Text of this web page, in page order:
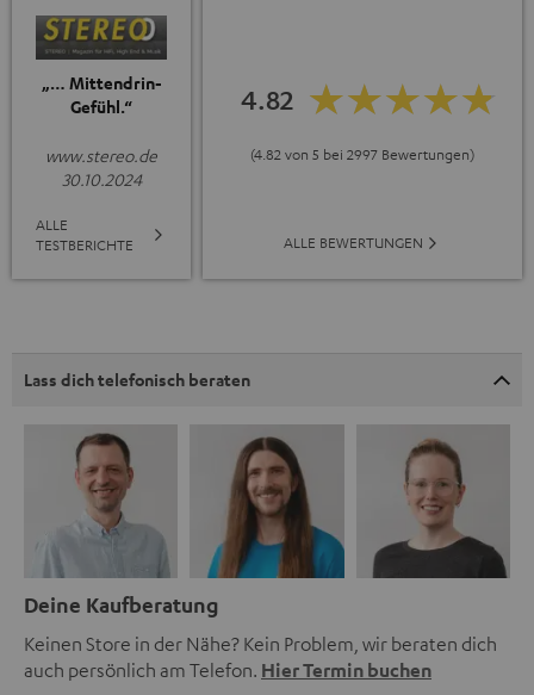
„… Mittendrin-
Gefühl.“
www.stereo.de
30.10.2024
ALLE
TESTBERICHTE
4.82
(4.82 von 5 bei 2997 Bewertungen)
ALLE BEWERTUNGEN
Lass dich telefonisch beraten
Deine Kaufberatung
Keinen Store in der Nähe? Kein Problem, wir beraten dich
auch persönlich am Telefon. Hier Termin buchen